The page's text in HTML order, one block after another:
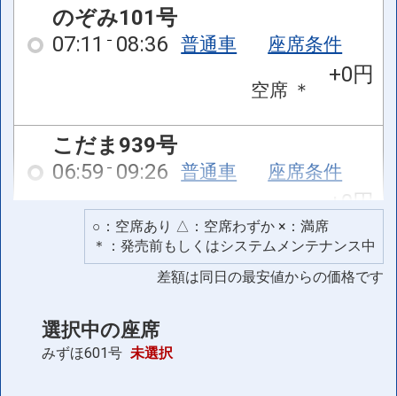
のぞみ101号
07:11
08:36 普通車 座席条件
空席 ＊
+0円
こだま939号
06:59 09:26 普通車 座席条件
空席 ＊
+0円
こだま941号
○：空席あり △：空席わずか ×：満席
＊：発売前もしくはシステムメンテナンス中
差額は同日の最安値からの価格です
選択中の座席
みずほ601号 未選択